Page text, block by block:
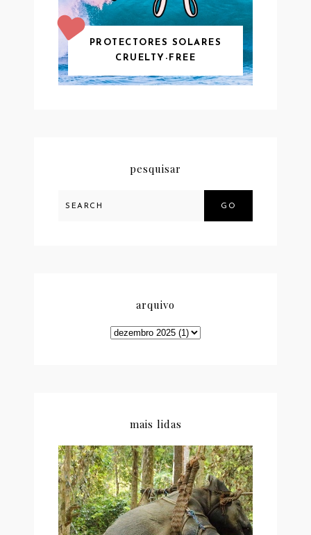
PROTECTORES SOLARES
CRUELTY-FREE
pesquisar
GO
arquivo
mais lidas
CARTA ABERTA DE UM